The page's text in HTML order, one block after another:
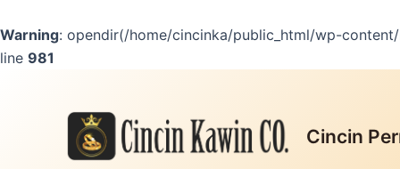
Warning: opendir(/home/cincinka/public_html/wp-
line 981
ke
konten
Cincin